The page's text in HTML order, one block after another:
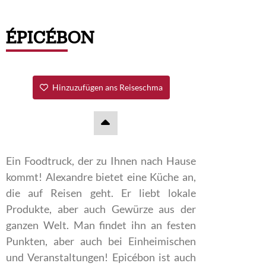
ÉPICÉBON
Hinzuzufügen ans Reiseschma
Ein Foodtruck, der zu Ihnen nach Hause
kommt! Alexandre bietet eine Küche an,
die auf Reisen geht. Er liebt lokale
Produkte, aber auch Gewürze aus der
ganzen Welt. Man findet ihn an festen
Punkten, aber auch bei Einheimischen
und Veranstaltungen! Epicébon ist auch